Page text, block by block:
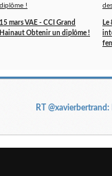
15 mars VAE - CCI Grand
Hainaut Obtenir un diplôme !
Le
RT